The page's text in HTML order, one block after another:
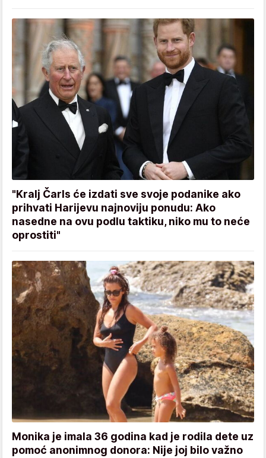
"Kralj Čarls će izdati sve svoje podanike ako
prihvati Harijevu najnoviju ponudu: Ako
nasedne na ovu podlu taktiku, niko mu to neće
oprostiti"
Monika je imala 36 godina kad je rodila dete uz
pomoć anonimnog donora: Nije joj bilo važno